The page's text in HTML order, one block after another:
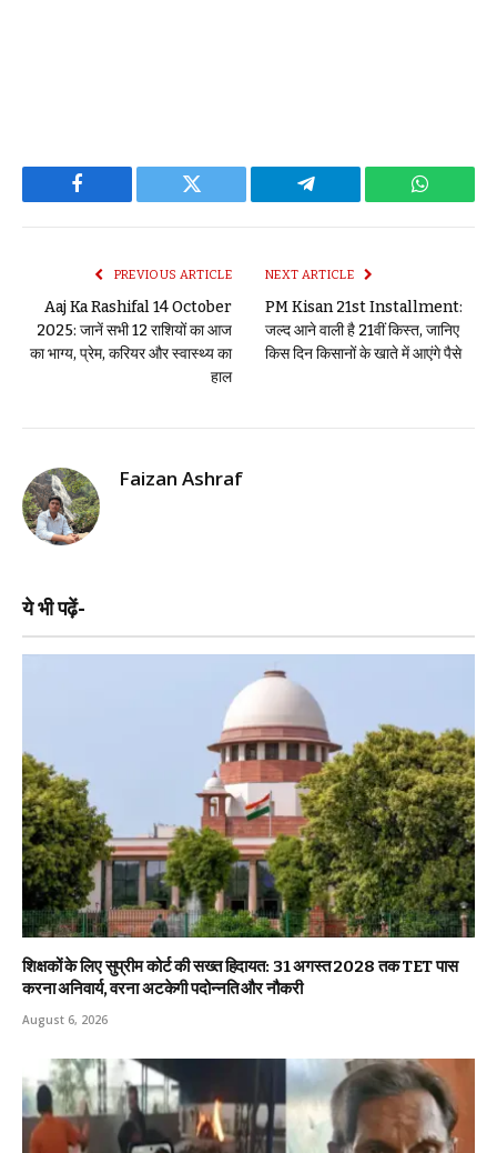
Facebook Twitter Telegram
PREVIOUS ARTICLE
Aaj Ka Rashifal 14 October
2025: जानें सभी 12 राशियों का आज
का भाग्य, प्रेम, करियर और स्वास्थ्य का
हाल
NEXT ARTICLE
PM Kisan 21st Installment:
जल्द आने वाली है 21वीं किस्त, जानिए
किस दिन किसानों के खाते में आएंगे पैसे
Faizan Ashraf
ये भी पढ़ें-
शिक्षकों के लिए सुप्रीम कोर्ट की सख्त हिदायत: 31 अगस्त 2028 तक TET पास
करना अनिवार्य, वरना अटकेगी पदोन्नति और नौकरी
August 6, 2026